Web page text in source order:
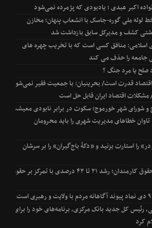
اکبر عبدی ؛ یادبودی که پژمرده نمی‌شود
لوله ملی گوره-جاسک با انشعاب پنهان؛ مخازن
کشف و مدیرکل سابق بازداشت شد
اسلامی: منافق کسی است که با تخریب چهره های
جامعه را حذف می کند
صلح یا مرد جنگ ؟
اقتصاد قدرت است/ بحرینیان: با جمعیت فقیر نمی‌شود
اقتصاد ایران قابل حل است
و شورای شهر خورموج؛ سکوت در برابر نابودی معیشت
تاوان خطاهای مدیریت شهری را باید محرومان
را استارت بزنید و «دکۀ باج‌گیران» را بر سرشان
افزایش پلکانی حقوق کارمندان؛ رشد ۲۱ تا ۴۳ درصدی با تمرکز بر حقوق
رئیس کل جدید بانک مرکزی، برنامه‌های خود را برای
کرد